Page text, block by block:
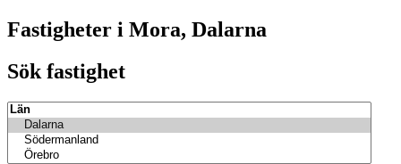
Fastigheter i Mora, Dalarna
Sök fastighet